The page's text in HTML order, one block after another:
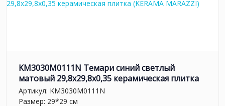
KM3030M0111N Темари синий светлый
матовый 29,8x29,8x0,35 керамическая плитка
Артикул: KM3030M0111N
Размер: 29*29 см